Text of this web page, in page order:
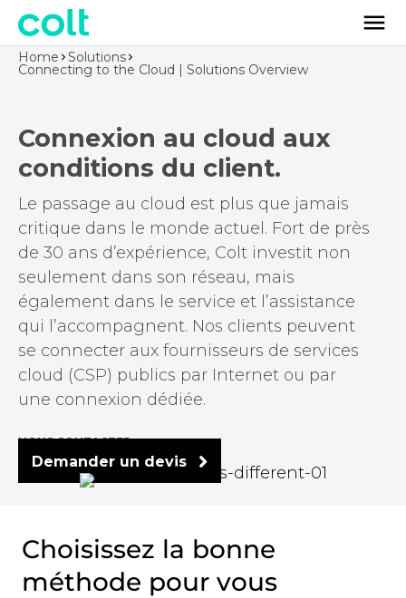
Home Solutions
Connecting to the Cloud | Solutions Overview
Connexion au cloud aux
conditions du client.
Le passage au cloud est plus que jamais
critique dans le monde actuel. Fort de près
de 30 ans d’expérience, Colt investit non
seulement dans son réseau, mais
également dans le service et l’assistance
qui l’accompagnent. Nos clients peuvent
se connecter aux fournisseurs de services
cloud (CSP) publics par Internet ou par
une connexion dédiée.
NOUS CONTACTER:
Demander un devis
Choisissez la bonne
méthode pour vous